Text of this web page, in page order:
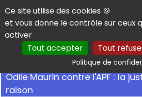
Panneau de gestion des cookies
Ce site utilise des cookies 🍪
et vous donne le contrôle sur ceux
activer
Tout accepter
Tout
Politique de
Odile Maurin contre l'APF : la
raison